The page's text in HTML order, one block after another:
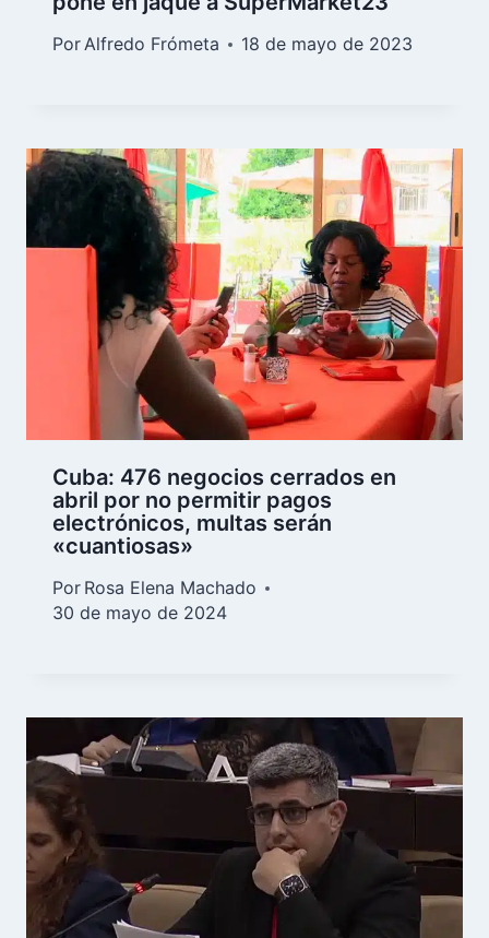
PorAlfredo Frómeta 18 de mayo de 2023
Cuba: 476 negocios cerrados en
abril por no permitir pagos
electrónicos, multas serán
«cuantiosas»
Por Rosa Elena Machado
30 de mayo de 2024